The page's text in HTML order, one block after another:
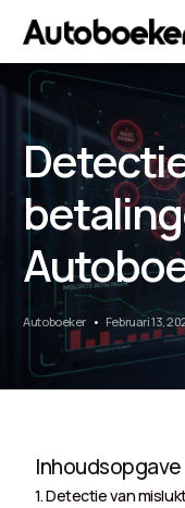
Autoboeker Februari 13,
Inhoudsopgave
Detectie van
AI